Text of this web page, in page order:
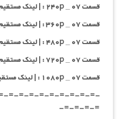
قسمت ۰۷ _ ۲۴۰p : | لینک مستقیم | دوبله فارسی
قسمت ۰۷ _ ۳۶۰p : | لینک مستقیم | دوبله فارسی
قسمت ۰۷ _ ۴۸۰p : | لینک مستقیم | دوبله فارسی
قسمت ۰۷ _ ۷۲۰p : | لینک مستقیم | دوبله فارسی
قسمت ۰۷ _ ۱۰۸۰p : | لینک مستقیم | دوبله فارسی
=-=-=-=-=-=-=-=-=-
=-=-=-=-